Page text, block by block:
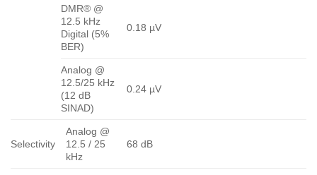
DMR® @
12.5 kHz
Digital (5%
BER)
0.18 µV
Analog @
12.5/25 kHz
(12 dB
SINAD)
0.24 µV
Selectivity
Analog @
12.5 / 25
kHz
68 dB